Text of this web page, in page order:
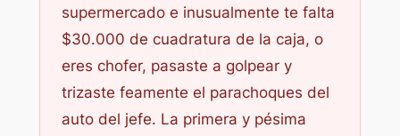
supermercado e inusualmente te falta
$30.000 de cuadratura de la caja, o
eres chofer, pasaste a golpear y
trizaste feamente el parachoques del
auto del jefe. La primera y pésima